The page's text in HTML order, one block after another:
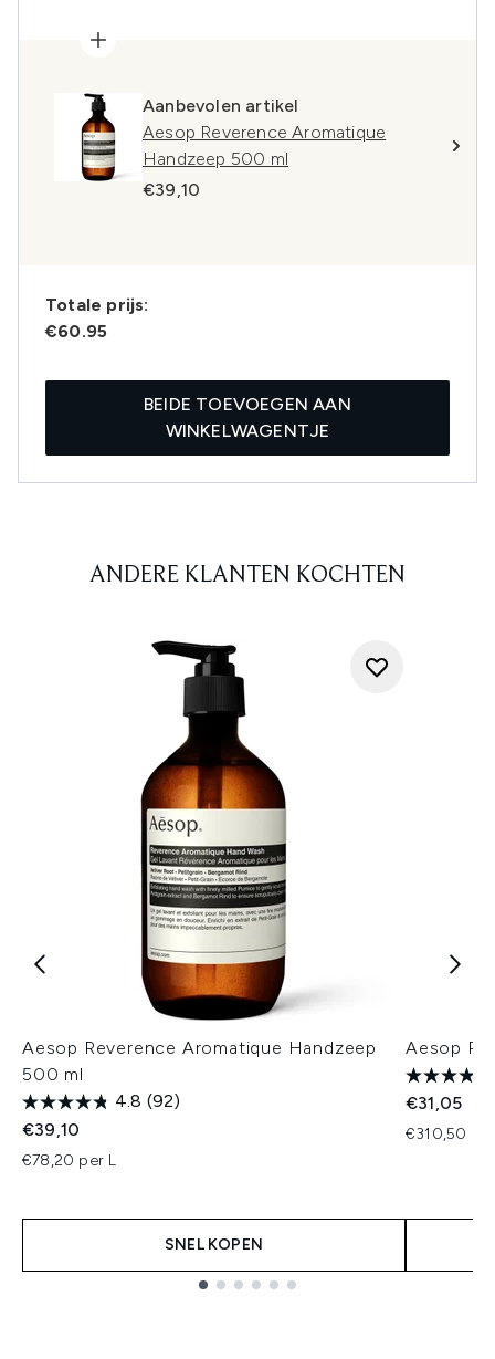
Aanbevolen artikel
Aesop Reverence Aromatique
Handzeep 500 ml
€39,10
Totale prijs:
€60.95
BEIDE TOEVOEGEN AAN
WINKELWAGENTJE
ANDERE KLANTEN KOCHTEN
Aesop Reverence Aromatique Handzeep
500 ml
4.8 (92)
€39,10
€78,20 per L
SNEL KOPEN
Aesop
€31,05
€310,50